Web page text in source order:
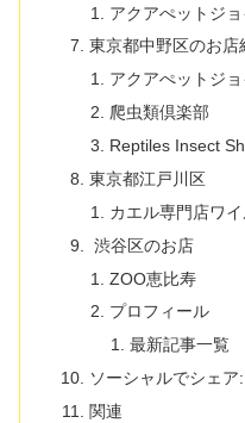
アクアぺットジ
東京都中野区のお店
アクアぺットジ
爬虫類倶楽部
Reptiles Insect
東京都江戸川区
カエル専門店ワ
渋谷区のお店
ZOO恵比寿
プロフィール
最新記事一覧
ソーシャルでシェア:
関連